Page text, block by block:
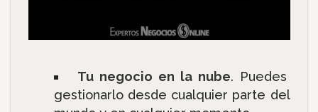
Tu negocio en la nube. Puedes
gestionarlo desde cualquier parte del